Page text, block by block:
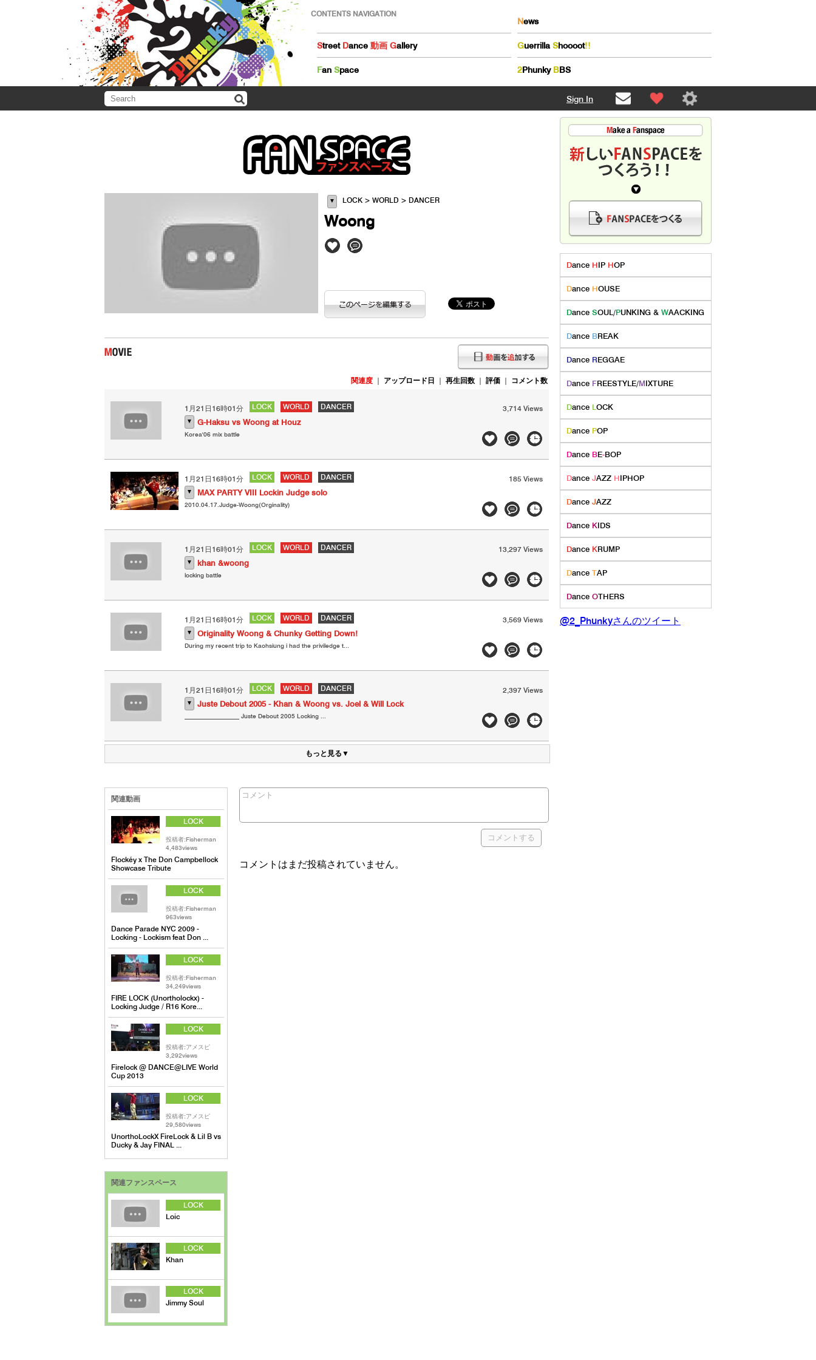
CONTENTS NAVIGATION
News
Street Dance 動画 Gallery Guerrilla Shoooot!!
Fan Space 2Phunky BBS
Sign In
▼ LOCK > WORLD > DANCER
Woong
関連度 ｜ アップロード日 ｜ 再生回数 ｜ 評価 ｜ コメント数
1月21日16時01分 LOCK WORLD DANCER 3,714 Views
▼ G-Haksu vs Woong at Houz
Korea'06 mix battle
1月21日16時01分 LOCK WORLD DANCER 185 Views
▼ MAX PARTY VIII Lockin Judge solo
2010.04.17.Judge-Woong(Orginality)
1月21日16時01分 LOCK WORLD DANCER 13,297 Views
▼ khan &woong
locking battle
1月21日16時01分 LOCK WORLD DANCER 3,569 Views
▼ Originality Woong & Chunky Getting Down!
During my recent trip to Kaohsiung i had the priviledge t...
1月21日16時01分 LOCK WORLD DANCER 2,397 Views
▼ Juste Debout 2005 - Khan & Woong vs. Joel & Will Lock
__________________ Juste Debout 2005 Locking ...
もっと見る▼
関連動画
LOCK
投稿者:Fisherman
4,483views
Flockéy x The Don Campbellock
Showcase Tribute
LOCK
投稿者:Fisherman
963views
Dance Parade NYC 2009 -
Locking - Lockism feat Don ...
LOCK
投稿者:Fisherman
34,249views
FIRE LOCK (Unortholockx) -
Locking Judge / R16 Kore...
LOCK
投稿者:アメスピ
3,292views
Firelock @ DANCE@LIVE World
Cup 2013
LOCK
投稿者:アメスピ
29,580views
UnorthoLockX FireLock & Lil B vs
Ducky & Jay FINAL ...
関連ファンスペース
LOCK
Loic
LOCK
Khan
LOCK
Jimmy Soul
コメント
コメントはまだ投稿されていません。
Dance HIP HOP
Dance HOUSE
Dance SOUL/PUNKING & WAACKING
Dance BREAK
Dance REGGAE
Dance FREESTYLE/MIXTURE
Dance LOCK
Dance POP
Dance BE-BOP
Dance JAZZ HIPHOP
Dance JAZZ
Dance KIDS
Dance KRUMP
Dance TAP
Dance OTHERS
@2_Phunkyさんのツイート